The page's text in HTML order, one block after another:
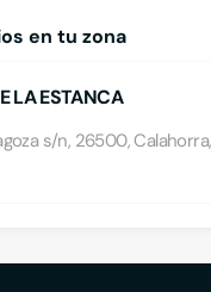
en tu zona
LA ESTANCA
s/n, 26500,